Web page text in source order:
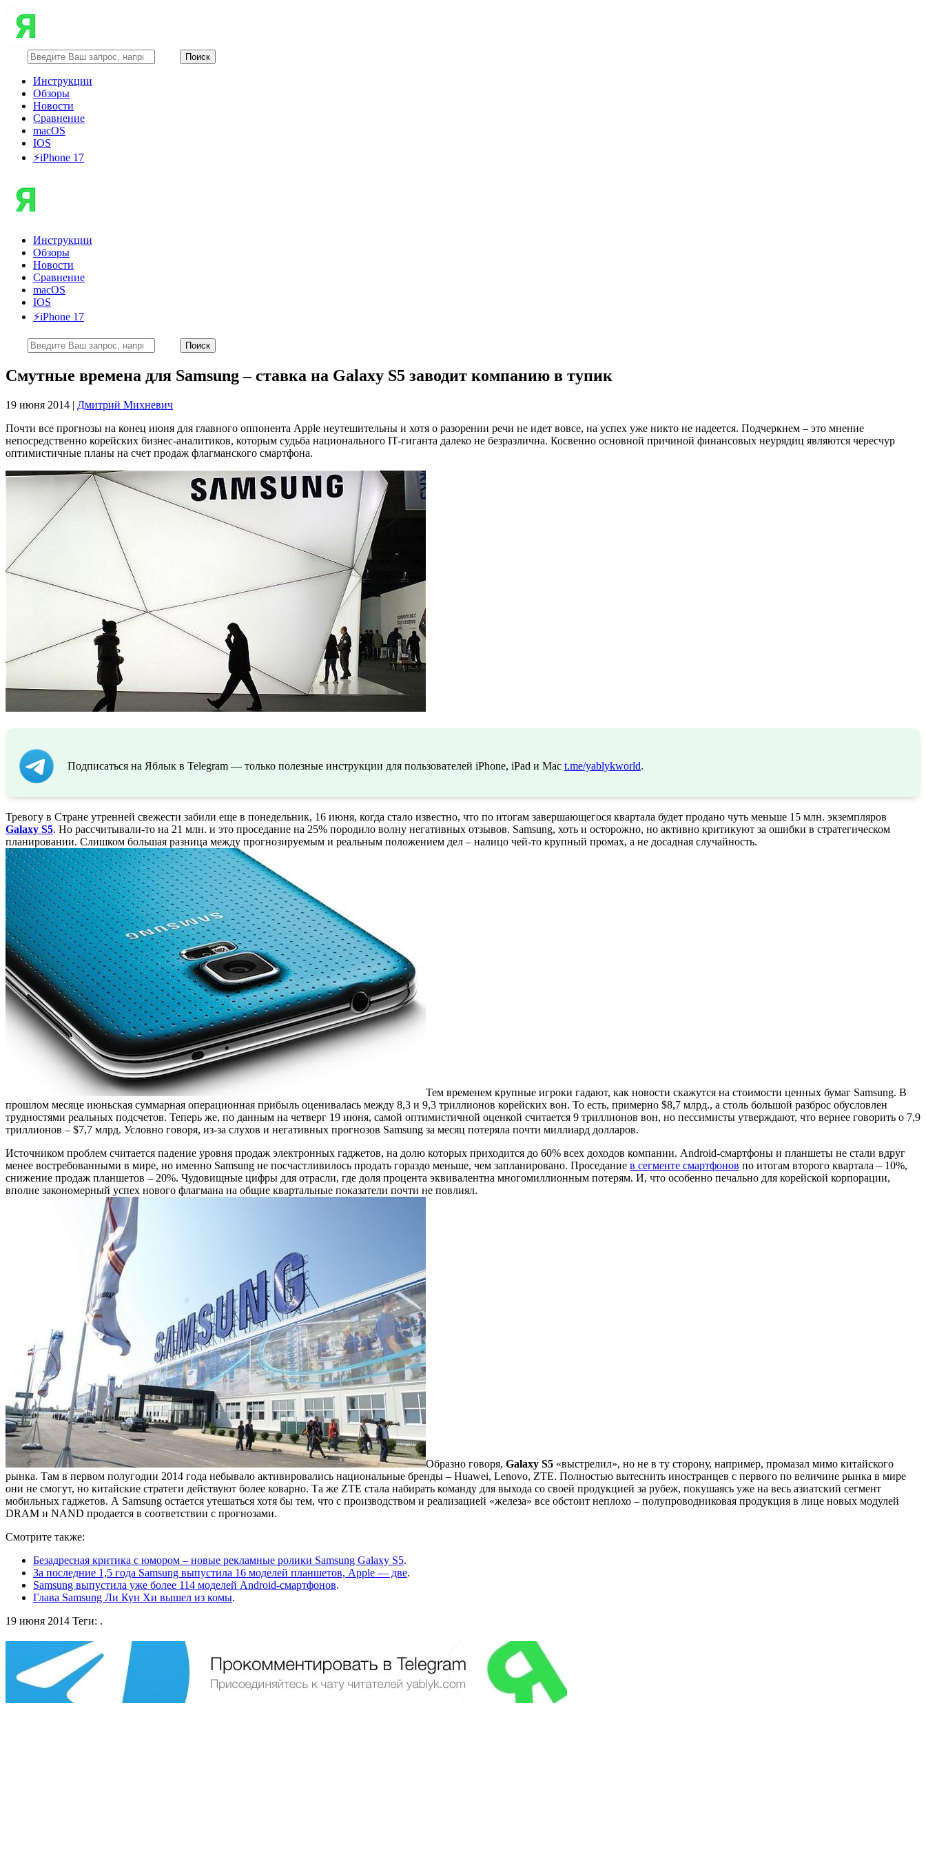
Инструкции
Обзоры
Новости
Сравнение
macOS
IOS
⚡️iPhone 17
Инструкции
Обзоры
Новости
Сравнение
macOS
IOS
⚡️iPhone 17
Смутные времена для Samsung – ставка на Galaxy S5 заводит компанию в тупик
19 июня 2014 | Дмитрий Михневич
Почти все прогнозы на конец июня для главного оппонента Apple неутешительны и хотя о разорении речи не идет вовсе, на успех уже никто не надеется. Подчеркнем – это мнение
непосредственно корейских бизнес-аналитиков, которым судьба национального IT-гиганта далеко не безразлична. Косвенно основной причиной финансовых неурядиц являются чересчур
оптимистичные планы на счет продаж флагманского смартфона.
Подписаться на Яблык в Telegram — только полезные инструкции для пользователей iPhone, iPad и Mac t.me/yablykworld.
Тревогу в Стране утренней свежести забили еще в понедельник, 16 июня, когда стало известно, что по итогам завершающегося квартала будет продано чуть меньше 15 млн. экземпляров
Galaxy S5. Но рассчитывали-то на 21 млн. и это проседание на 25% породило волну негативных отзывов. Samsung, хоть и осторожно, но активно критикуют за ошибки в стратегическом
планировании. Слишком большая разница между прогнозируемым и реальным положением дел – налицо чей-то крупный промах, а не досадная случайность.
Тем временем крупные игроки гадают, как новости скажутся на стоимости ценных бумаг Samsung. В
прошлом месяце июньская суммарная операционная прибыль оценивалась между 8,3 и 9,3 триллионов корейских вон. То есть, примерно $8,7 млрд., а столь большой разброс обусловлен
трудностями реальных подсчетов. Теперь же, по данным на четверг 19 июня, самой оптимистичной оценкой считается 9 триллионов вон, но пессимисты утверждают, что вернее говорить о 7,9
триллионов – $7,7 млрд. Условно говоря, из-за слухов и негативных прогнозов Samsung за месяц потеряла почти миллиард долларов.
Источником проблем считается падение уровня продаж электронных гаджетов, на долю которых приходится до 60% всех доходов компании. Android-смартфоны и планшеты не стали вдруг
менее востребованными в мире, но именно Samsung не посчастливилось продать гораздо меньше, чем запланировано. Проседание в сегменте смартфонов по итогам второго квартала – 10%,
снижение продаж планшетов – 20%. Чудовищные цифры для отрасли, где доля процента эквивалентна многомиллионным потерям. И, что особенно печально для корейской корпорации,
вполне закономерный успех нового флагмана на общие квартальные показатели почти не повлиял.
Образно говоря, Galaxy S5 «выстрелил», но не в ту сторону, например, промазал мимо китайского
рынка. Там в первом полугодии 2014 года небывало активировались национальные бренды – Huawei, Lenovo, ZTE. Полностью вытеснить иностранцев с первого по величине рынка в мире
они не смогут, но китайские стратеги действуют более коварно. Та же ZTE стала набирать команду для выхода со своей продукцией за рубеж, покушаясь уже на весь азиатский сегмент
мобильных гаджетов. А Samsung остается утешаться хотя бы тем, что с производством и реализацией «железа» все обстоит неплохо – полупроводниковая продукция в лице новых модулей
DRAM и NAND продается в соответствии с прогнозами.
Смотрите также:
Безадресная критика с юмором – новые рекламные ролики Samsung Galaxy S5.
За последние 1,5 года Samsung выпустила 16 моделей планшетов, Apple — две.
Samsung выпустила уже более 114 моделей Android-смартфонов.
Глава Samsung Ли Кун Хи вышел из комы.
19 июня 2014 Теги: .